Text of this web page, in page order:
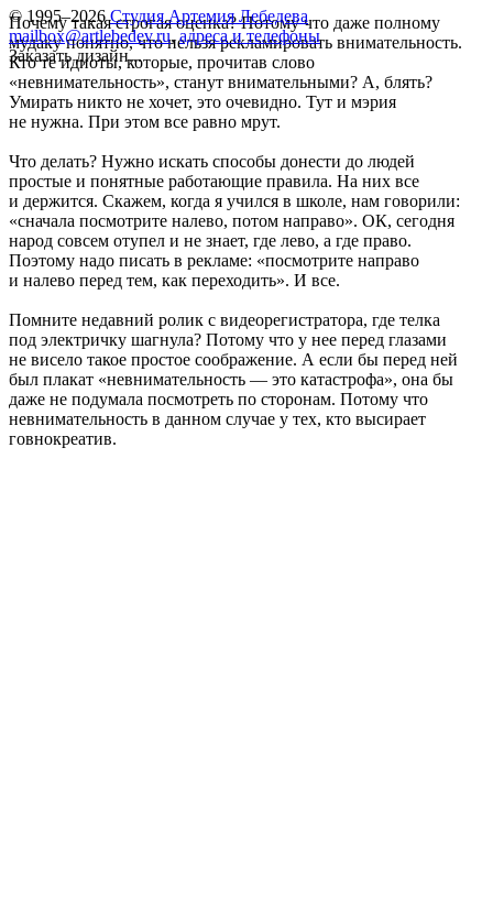
Почему такая строгая оценка? Потому что даже полному
мудаку понятно, что нельзя рекламировать внимательность.
Кто те идиоты, которые, прочитав слово
«невнимательность», станут внимательными? А, блять?
Умирать никто не хочет, это очевидно. Тут и мэрия
не нужна. При этом все равно мрут.
Что делать? Нужно искать способы донести до людей
простые и понятные работающие правила. На них все
и держится. Скажем, когда я учился в школе, нам говорили:
«сначала посмотрите налево, потом направо». ОК, сегодня
народ совсем отупел и не знает, где лево, а где право.
Поэтому надо писать в рекламе: «посмотрите направо
и налево перед тем, как переходить». И все.
Помните недавний ролик с видеорегистратора, где телка
под электричку шагнула? Потому что у нее перед глазами
не висело такое простое соображение. А если бы перед ней
был плакат «невнимательность — это катастрофа», она бы
даже не подумала посмотреть по сторонам. Потому что
невнимательность в данном случае у тех, кто высирает
говнокреатив.
© 1995–2026 Студия Артемия Лебедева
mailbox@artlebedev.ru, адреса и телефоны
Заказать дизайн...